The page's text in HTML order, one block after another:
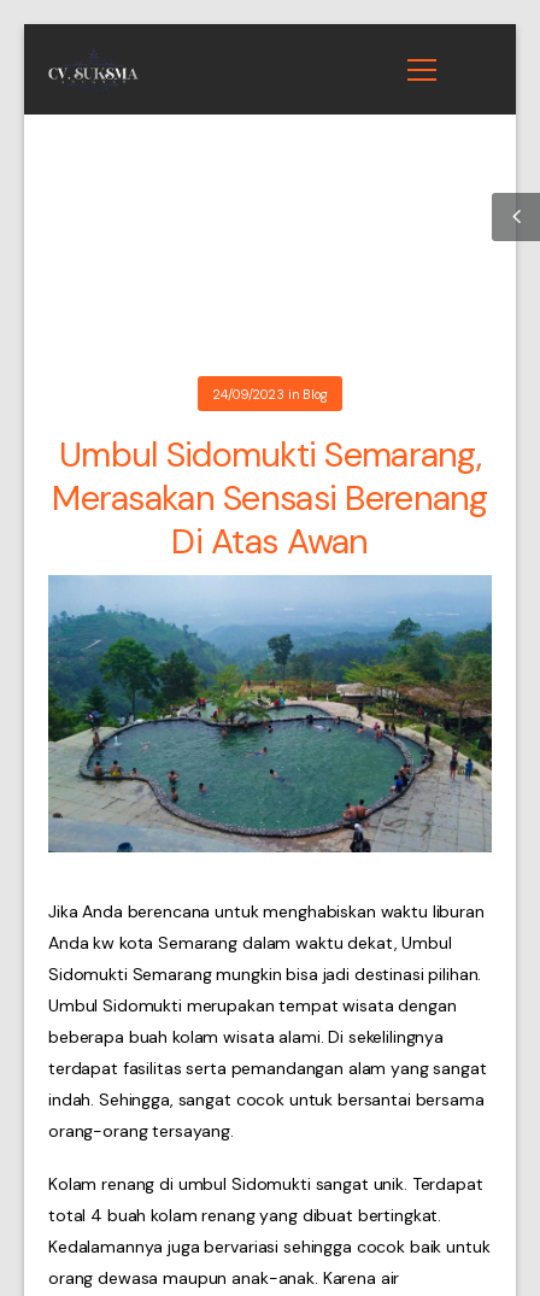
24/09/2023 in Blog
Umbul Sidomukti Semarang,
Merasakan Sensasi Berenang
Di Atas Awan
Jika Anda berencana untuk menghabiskan waktu liburan
Anda kw kota Semarang dalam waktu dekat, Umbul
Sidomukti Semarang mungkin bisa jadi destinasi pilihan.
Umbul Sidomukti merupakan tempat wisata dengan
beberapa buah kolam wisata alami. Di sekelilingnya
terdapat fasilitas serta pemandangan alam yang sangat
indah. Sehingga, sangat cocok untuk bersantai bersama
orang-orang tersayang.
Kolam renang di umbul Sidomukti sangat unik. Terdapat
total 4 buah kolam renang yang dibuat bertingkat.
Kedalamannya juga bervariasi sehingga cocok baik untuk
orang dewasa maupun anak-anak. Karena air